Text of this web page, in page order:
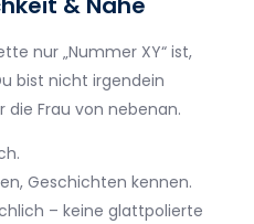
nur „Nummer XY“ ist,
bist nicht irgendein
die Frau von nebenan.
Geschichten kennen.
– keine glattpolierte